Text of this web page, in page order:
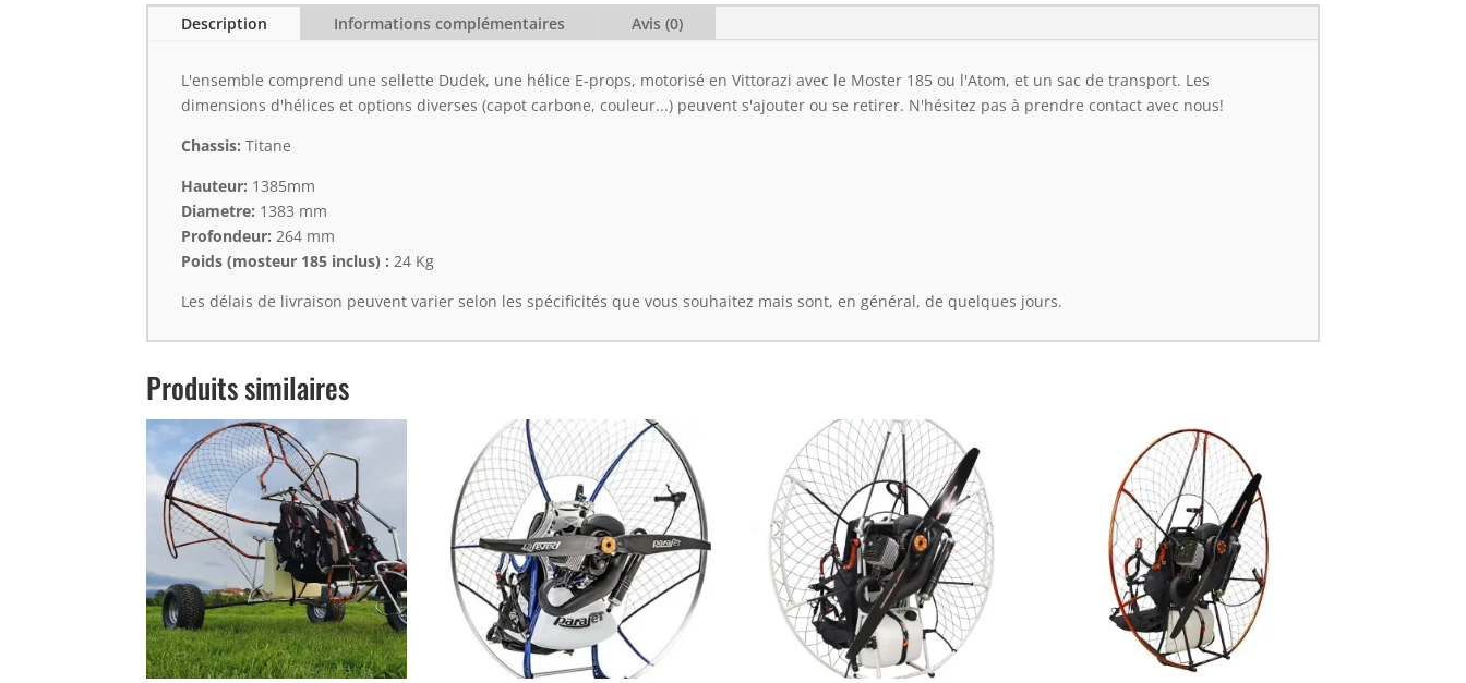
Description Informations complémentaires Avis (0)
L'ensemble comprend une sellette Dudek, une hélice E-props, motorisé en Vittorazi avec le Moster 185 ou l'Atom, et un sac de transport. Les
dimensions d'hélices et options diverses (capot carbone, couleur...) peuvent s'ajouter ou se retirer. N'hésitez pas à prendre contact avec nous!
Chassis: Titane
Hauteur: 1385mm
Diametre: 1383 mm
Profondeur: 264 mm
Poids (mosteur 185 inclus) : 24 Kg
Les délais de livraison peuvent varier selon les spécificités que vous souhaitez mais sont, en général, de quelques jours.
Produits similaires